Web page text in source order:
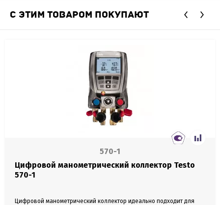
С ЭТИМ ТОВАРОМ ПОКУПАЮТ
570-1
Цифровой манометрический коллектор Testo
570-1
Цифровой манометрический коллектор идеально подходит для